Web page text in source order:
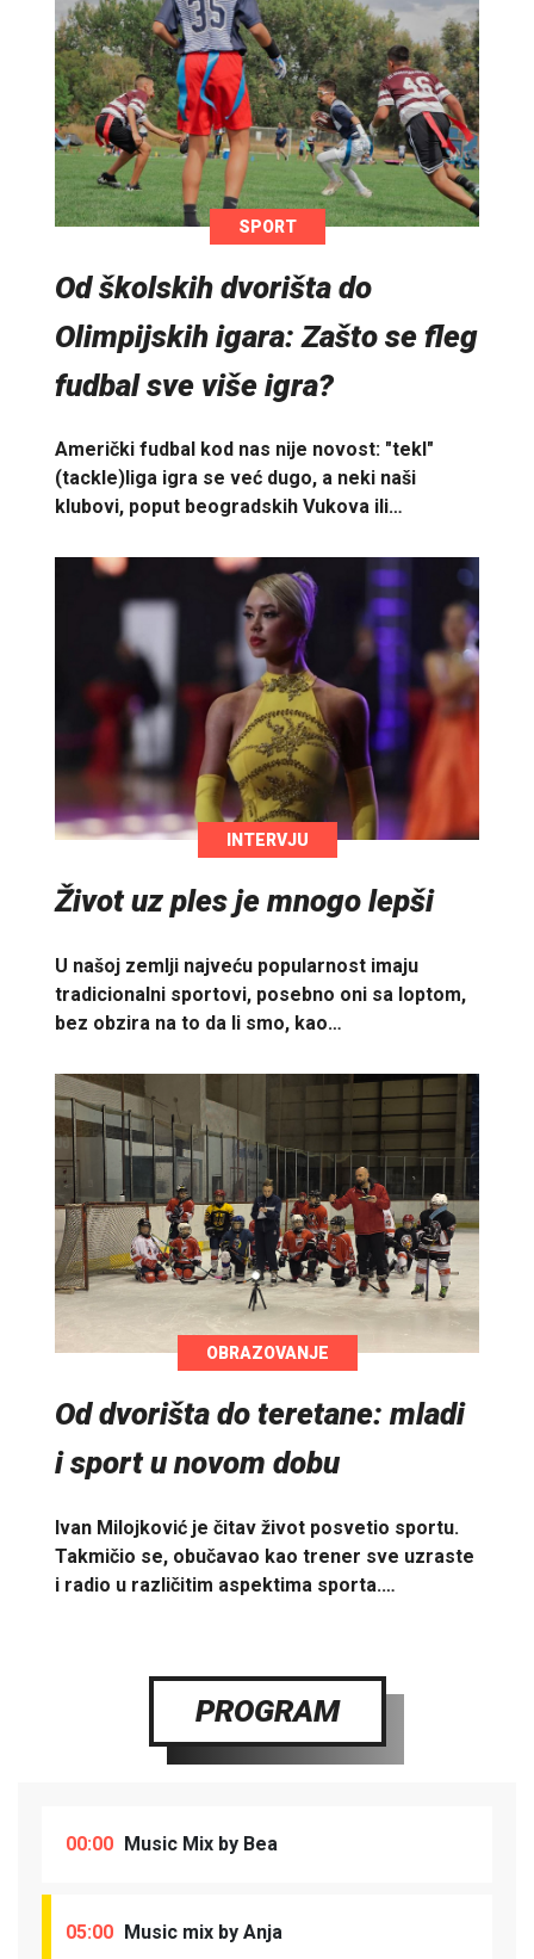
SPORT
Od školskih dvorišta do
Olimpijskih igara: Zašto se fleg
fudbal sve više igra?
Američki fudbal kod nas nije novost: "tekl"
(tackle)liga igra se već dugo, a neki naši
klubovi, poput beogradskih Vukova ili…
INTERVJU
Život uz ples je mnogo lepši
U našoj zemlji najveću popularnost imaju
tradicionalni sportovi, posebno oni sa loptom,
bez obzira na to da li smo, kao…
OBRAZOVANJE
Od dvorišta do teretane: mladi
i sport u novom dobu
Ivan Milojković je čitav život posvetio sportu.
Takmičio se, obučavao kao trener sve uzraste
i radio u različitim aspektima sporta.…
PROGRAM
00:00 Music Mix by Bea
05:00 Music mix by Anja